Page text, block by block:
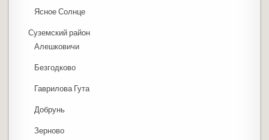
Ясное Солнце
Суземский район
Алешковичи
Безгодково
Гаврилова Гута
Добрунь
Зерново